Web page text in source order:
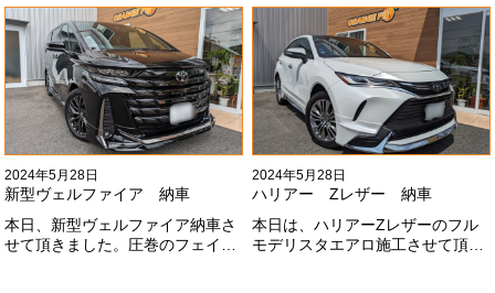
#x1f60a;#x1f60a;M様ありがとう
ございました#x1f60a;
ープンカントリー、ホイールと、
可愛い仕様になりました！これか
らもよろしくお願いします
#x1f647;#x200d;#x2640;#xfe0f;
2024年5月28日
新型ヴェルファイア 納車
本日、新型ヴェルファイア納車さ
せて頂きました。圧巻のフェイス
2024年5月28日
ハリアー Zレザー 納車
本日は、ハリアーZレザーのフル
モデリスタエアロ施工させて頂き